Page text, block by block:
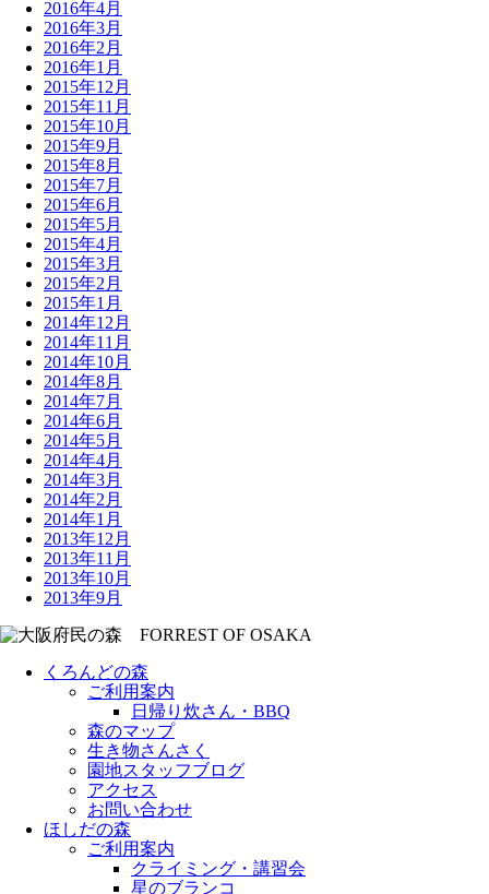
2016年4月
2016年3月
2016年2月
2016年1月
2015年12月
2015年11月
2015年10月
2015年9月
2015年8月
2015年7月
2015年6月
2015年5月
2015年4月
2015年3月
2015年2月
2015年1月
2014年12月
2014年11月
2014年10月
2014年8月
2014年7月
2014年6月
2014年5月
2014年4月
2014年3月
2014年2月
2014年1月
2013年12月
2013年11月
2013年10月
2013年9月
くろんどの森
ご利用案内
日帰り炊さん・BBQ
森のマップ
生き物さんさく
園地スタッフブログ
アクセス
お問い合わせ
ほしだの森
ご利用案内
クライミング・講習会
星のブランコ